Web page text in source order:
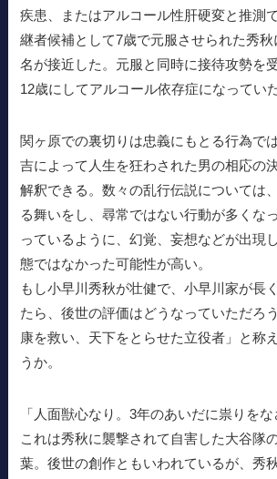
疾患、またはアルコール性肝硬変と推測
継者候補として7歳で元服させられた秀
名が接近した。元服と同時に接待攻勢を
12歳にしてアルコール依存症になってい
関ヶ原での裏切りは忠義にもとる行為で
吉によって人生を狂わされた男の相応の
解釈できる。数々の乱行伝説については
る舞いをし、尋常ではない行動が多くな
っているように、幻覚、妄想などが出現
態ではなかった可能性が高い。
もし小早川秀秋が壮健で、小早川家が長
たら、後世の評価はどうなっていただろ
康を救い、天下をとらせた立役者」と称
うか。
「人面獣心なり。3年のあいだに祟りをな
これは秀秋に襲撃されて自害した大谷隊
葉。後世の創作ともいわれているが、秀